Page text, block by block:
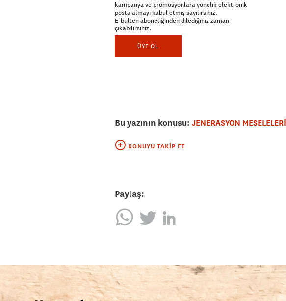
kampanya ve promosyonlara yönelik elektronik
posta almayı kabul etmiş sayılırsınız.
E-bülten aboneliğinden dilediğiniz zaman
çıkabilirsiniz.
ÜYE OL
Bu yazının konusu: JENERASYON MESELELERİ
KONUYU TAKIP ET
Paylaş: